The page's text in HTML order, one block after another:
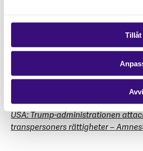
Tillåt
Ge en gåva idag
Källor:
Legal Assistance Centre –
USA: Trump-administrationen
transpersoners rättigheter –